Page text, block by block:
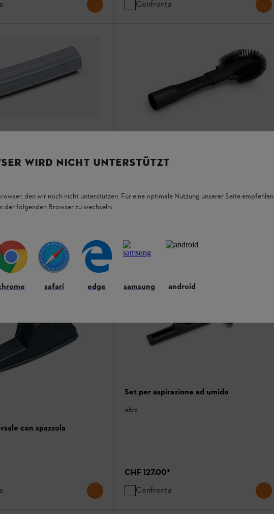
Confronta
Ugello per aspirazione per caloriferi
con spazzola
Set per aspirazione ad umido
Altro
CHF 127.00*
Confronta
WIRD NICHT UNTERSTÜTZT
den wir noch nicht unterstützen. Für eine optimale Nutzung unserer Seite empfehlen
der folgenden Browser zu wechseln:
safari edge samsung android